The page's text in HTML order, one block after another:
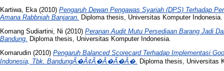
Kartiwa, Eka(2010) Pengaruh Dewan Pengawas Syariah (DPS) Terhadap
Amana Rabbniah Banjaran. Diploma thesis, Universitas Komputer Indonesia.
Komang Sudiartini, Ni (2010) Peranan Audit Mutu Persediaan Barang Jadi
Bandung.
Diploma thesis, Universitas Komputer Indonesia.
Komarudin (2010) Pengaruh Balanced Scorecard Terhadap Implementasi
Indonesia, Tbk. BandungÃ�Â¢Ã�Â�Ã�Â�. Diploma thesis, Universitas